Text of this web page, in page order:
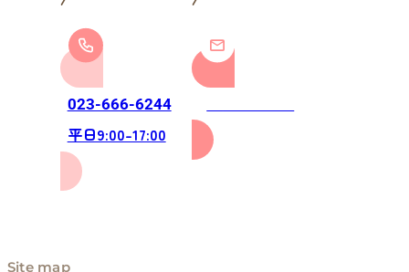
023-666-6244
平日9:00-17:00
Site map